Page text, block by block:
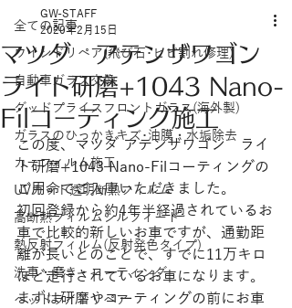
全ての記事
ウインドリペア(飛び石･ヒビ割れ修理)
自動車ガラス交換
グッドプライスフロントガラス(海外製)
ガラスのひっかきキズ･油膜・水垢除去
カーフィルム施工
UVカット透明断熱フィルム
高断熱フィルムシルフィード
熱反射フィルム(反射発色タイプ)
洗車・磨き・コーティング
ヘッドライトリペア
マツダ アテンザワゴン
ライト研磨+1043 Nano-
Filコーティング施工
GW-STAFF
2020年2月15日
この度、マツダ アテンザワゴン　ライ
ト研磨+1043 Nano-Filコーティングの
ご用命でご入庫いただきました。
初回登録から約4年半経過されているお
車で比較的新しいお車ですが、通勤距
離が長いとのことで、すでに11万キロ
ほど走行されているお車になります。
まずは研磨やコーティングの前にお車